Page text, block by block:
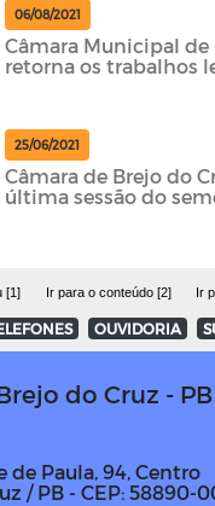
06/08/2021
Câmara Municipal de
retorna os trabalhos
25/06/2021
Câmara de Brejo do
última sessão do
[1] Ir para o conteúdo [2] Ir
OUVIDORIA
do Cruz - PB
de Paula, 94, Centro
/ PB - CEP: 58890-